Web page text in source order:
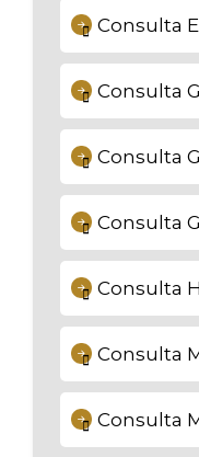
Consulta
Consulta
Consulta
Consulta
Consulta
Consulta
Consulta